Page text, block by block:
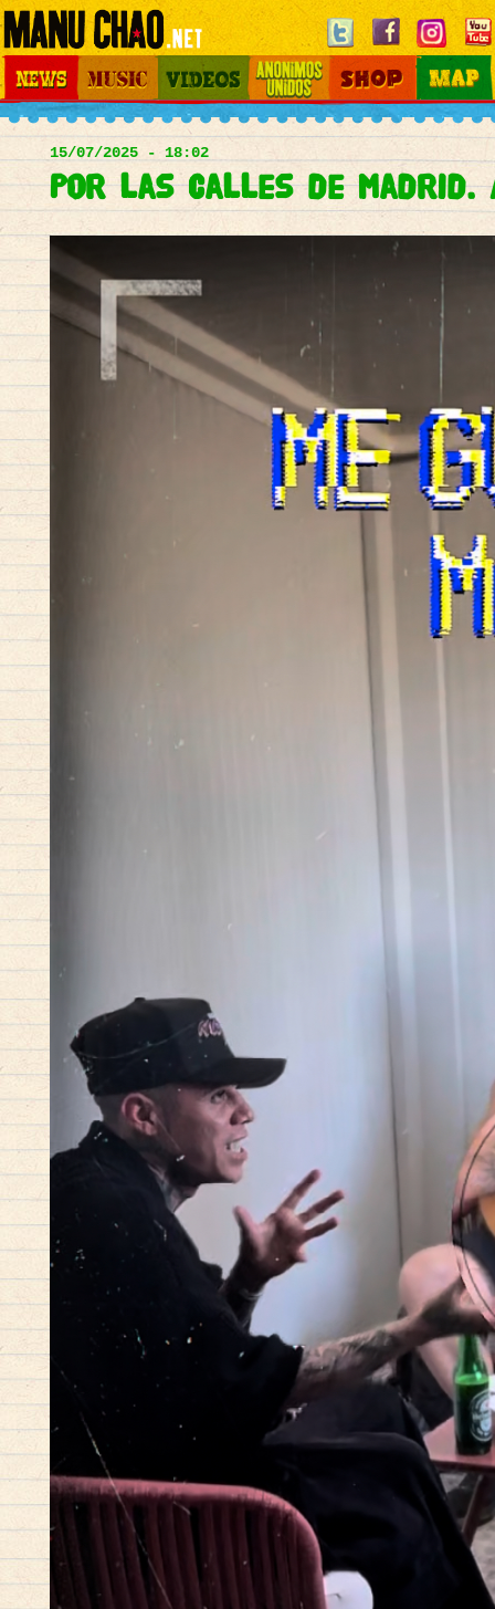
Jump to navigation
Main
menu
Videos Otros Mundos Shop Map
15/07/2025 - 18:02
Por las calles de Madrid.